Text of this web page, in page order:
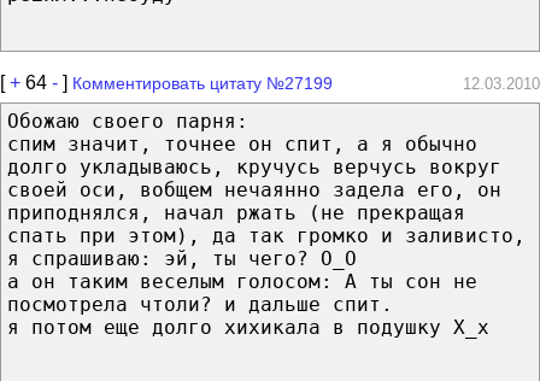
[+ 64 - ] Комментировать цитату №27199 12.03.2010
Обожаю своего парня:
спим значит, точнее он спит, а я обычно
долго укладываюсь, кручусь верчусь вокруг
своей оси, вобщем нечаянно задела его, он
приподнялся, начал ржать (не прекращая
спать при этом), да так громко и заливисто,
я спрашиваю: эй, ты чего? О_О
а он таким веселым голосом: А ты сон не
посмотрела чтоли? и дальше спит.
я потом еще долго хихикала в подушку Х_х